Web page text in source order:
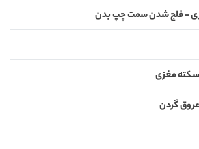
- فلج شدن سمت چپ بدن
سکته مغزی
گردن